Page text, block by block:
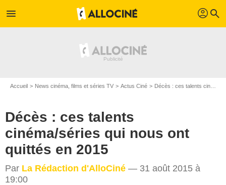
menu profil search
Accueil News cinéma, films et séries TV Actus Ciné Décès : ces talents cinéma/séries qui nous ont quittés en 2015
Décès : ces talents
cinéma/séries qui nous ont
quittés en 2015
Par La Rédaction d'AlloCiné — 31 août 2015 à
19:00